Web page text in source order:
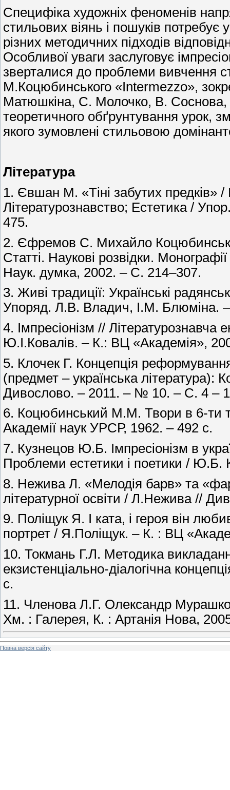
Специфіка художніх феноменів
стильових віянь і пошуків потребує
різних методичних підходів
Особливої уваги заслуговує
зверталися до проблеми вивчення
М.Коцюбинського «Intermezzo»,
Матюшкіна, С. Молочко, В. Соснова,
теоретичного обґрунтування урок,
якого зумовлені стильовою
Література
1. Євшан М. «Тіні забутих
Літературознавство; Естетика /
475.
2. Єфремов С. Михайло
Статті. Наукові розвідки.
Наук. думка, 2002. – С. 214–307.
3. Живі традиції: Українські
Упоряд. Л.В. Владич, І.М. Блюміна.
4. Імпресіонізм //
Ю.І.Ковалів. – К.: ВЦ «Академія»,
5. Клочек Г. Концепція
(предмет – українська література):
Дивослово. – 2011. – № 10. – С. 4 –
6. Коцюбинський М.М. Твори в 6-ти
Академії наук УРСР, 1962. – 492 с.
7. Кузнецов Ю.Б. Імпресіонізм в
Проблеми естетики і поетики / Ю.Б.
8. Нежива Л. «Мелодія барв» та
літературної освіти / Л.Нежива //
9. Поліщук Я. І ката, і героя він
портрет / Я.Поліщук. – К. : ВЦ
10. Токмань Г.Л. Методика
екзистенціально-діалогічна
с.
11. Членова Л.Г. Олександр
Хм. : Галерея, К. : Артанія Нова,
Повна версія сайту